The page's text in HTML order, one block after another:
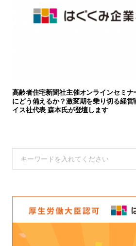
高齢者住宅新聞社主催オンラインセミ
にどう備えるか？激変期を乗り切る経
イス社代表 森本氏が登壇します